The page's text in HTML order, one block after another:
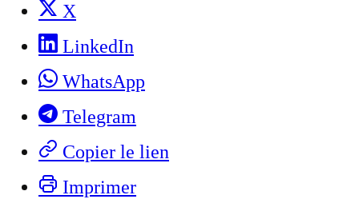
X
LinkedIn
WhatsApp
Telegram
Copier le lien
Imprimer